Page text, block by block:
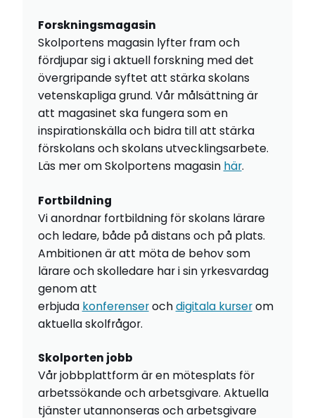
Forskningsmagasin
Skolportens magasin lyfter fram och
fördjupar sig i aktuell forskning med det
övergripande syftet att stärka skolans
vetenskapliga grund. Vår målsättning är
att magasinet ska fungera som en
inspirationskälla och bidra till att stärka
förskolans och skolans utvecklingsarbete.
Läs mer om Skolportens magasin här.
Fortbildning
Vi anordnar fortbildning för skolans lärare
och ledare, både på distans och på plats.
Ambitionen är att möta de behov som
lärare och skolledare har i sin yrkesvardag
genom att
erbjuda konferenserochdigitala kurserom
aktuella skolfrågor.
Skolporten jobb
Vår jobbplattform är en mötesplats för
arbetssökande och arbetsgivare. Aktuella
tjänster utannonseras och arbetsgivare